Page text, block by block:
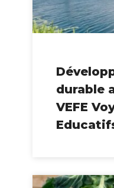
durable
VEFE